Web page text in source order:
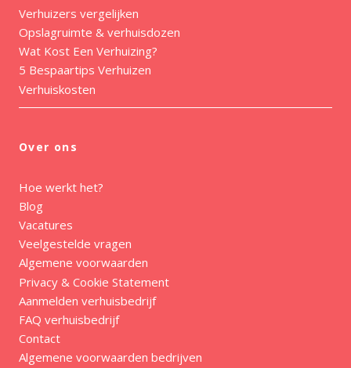
Verhuizers vergelijken
Opslagruimte & verhuisdozen
Wat Kost Een Verhuizing?
5 Bespaartips Verhuizen
Verhuiskosten
Over ons
Hoe werkt het?
Blog
Vacatures
Veelgestelde vragen
Algemene voorwaarden
Privacy & Cookie Statement
Aanmelden verhuisbedrijf
FAQ verhuisbedrijf
Contact
Algemene voorwaarden bedrijven